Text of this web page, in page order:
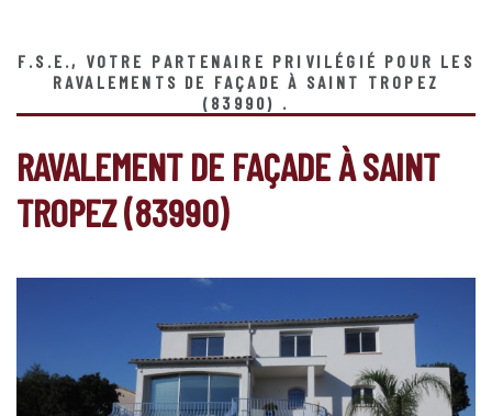
F.S.E., VOTRE PARTENAIRE PRIVILÉGIÉ POUR LES
RAVALEMENTS DE FAÇADE À SAINT TROPEZ
(83990) .
RAVALEMENT DE FAÇADE À SAINT
TROPEZ (83990)